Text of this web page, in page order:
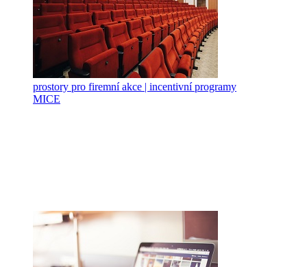
prostory pro firemní akce | incentivní programy
MICE